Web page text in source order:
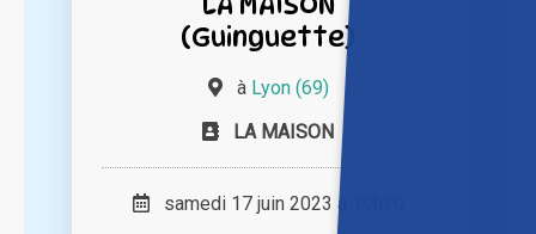
(Guinguette)
à Lyon (69)
LA MAISON
samedi 17 juin 2023 à 19h30